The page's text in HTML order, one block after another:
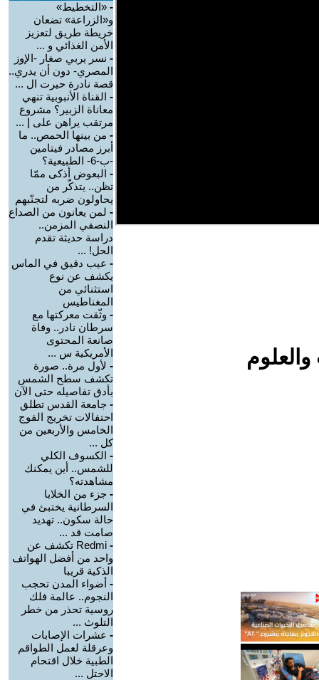
- «التخطيط»
و«الزراعة» تضعان
خريطة طريق لتعزيز
الأمن الغذائي و ...
- نسر يربي صغار -الإوز
المصري- دون أن يدري..
قصة نادرة حيرت ال ...
- القناة الأنبوبية تنهي
معاناة الزبير؟ مشروع
مرتقب يراهن على إ ...
- من بينها الحمص.. ما
أبرز مصادر فيتامين
-ب-6- الطبيعية؟
- البعوض أذكى ممّا
تظن.. يتذكّر من
يحاولون ضربه لتجنّبهم
- لمن يعانون من الصداع
النصفي المزمن..
دراسة حديثة تقدم
الحل! ...
- عيب دقيق في الماس
يكشف عن نوع
استثنائي من
المغناطيس
- وثّقت معركتها مع
سرطان نادر.. وفاة
صانعة المحتوى
الأمريكية س ...
- لأول مرة.. صورة
تكشف سطح الشمس
بأدق تفاصيله حتى الآن
- جامعة القدس تطلق
احتفالات تخريج الفوج
الخامس والأربعين من
كل ...
- الكسوف الكلي
للشمس.. أين يمكنك
مشاهدته؟
- جزء من الخلايا
السرطانية يختبئ في
حالة سكون.. تهديد
صامت قد ...
-
Redmi تكشف عن
واحد من أفضل الهواتف
الذكية قريبا
- أضواء المدن تحجب
النجوم.. عالمة فلك
روسية تحذر من خطر
التلوث ...
- عشرات الإصابات
وعرقلة لعمل الطواقم
الطبية خلال اقتحام
الاحتل ...